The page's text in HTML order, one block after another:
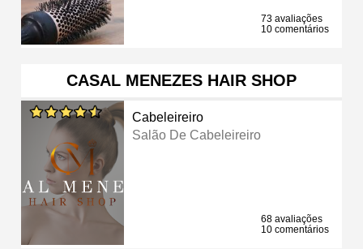
73 avaliações
10 comentários
CASAL MENEZES HAIR SHOP
Cabeleireiro
Salão De Cabeleireiro
68 avaliações
10 comentários